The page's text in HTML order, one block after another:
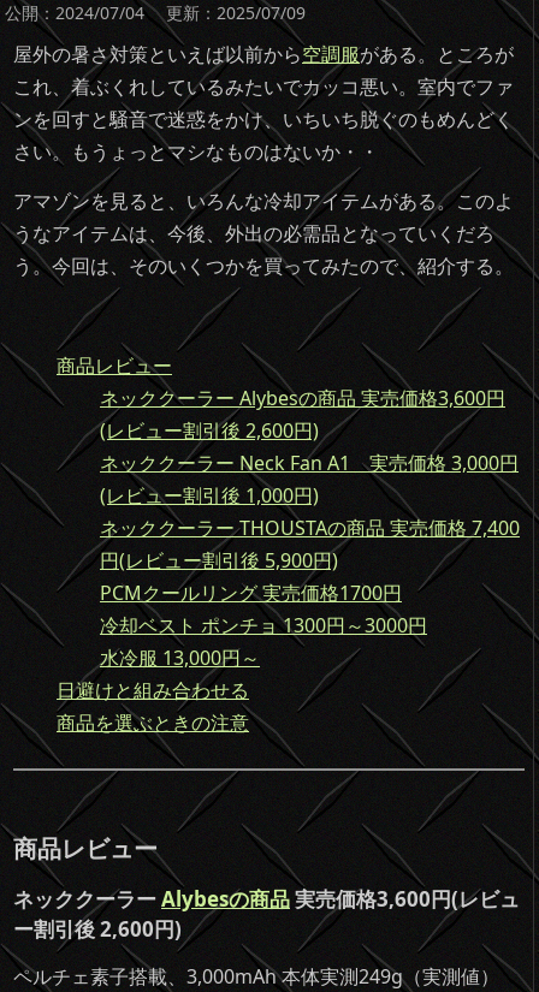
公開： 2024/07/04更新： 2025/07/09
屋外の暑さ対策といえば以前から空調服がある。ところが
これ、着ぶくれしているみたいでカッコ悪い。室内でファ
ンを回すと騒音で迷惑をかけ、いちいち脱ぐのもめんどく
さい。もうょっとマシなものはないか・・
アマゾンを見ると、いろんな冷却アイテムがある。このよ
うなアイテムは、今後、外出の必需品となっていくだろ
う。今回は、そのいくつかを買ってみたので、紹介する。
商品レビュー
ネッククーラー Alybesの商品 実売価格3,600円
(レビュー割引後 2,600円)
ネッククーラー Neck Fan A1 実売価格 3,000円
(レビュー割引後 1,000円)
ネッククーラー THOUSTAの商品 実売価格 7,400
円(レビュー割引後 5,900円)
PCMクールリング 実売価格1700円
冷却ベスト ポンチョ 1300円～3000円
水冷服 13,000円～
日避けと組み合わせる
商品を選ぶときの注意
商品レビュー
ネッククーラーAlybesの商品実売価格3,600円(レビュ
ー割引後 2,600円)
ペルチェ素子搭載、3,000mAh 本体実測249g（実測値）